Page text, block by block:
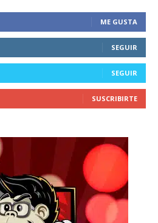
of vaping and
in your email.
SUBSCRIBIRSE
ME GUSTA
SEGUIR
SEGUIR
SUSCRIBIRTE